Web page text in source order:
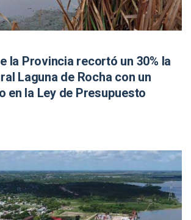
la Provincia recortó un 30% la
Laguna de Rocha con un
en la Ley de Presupuesto